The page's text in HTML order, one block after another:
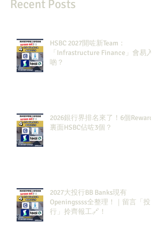
Recent Posts
HSBC 2027開咗新Team：
「Infrastructure Finance」會易入
啲？
2026銀行界排名來了！6個Rewards
裏面HSBC佔咗3個？
2027大投行BB Banks現有
Openingssss全整理！｜留言「投
行」拎齊報工🔗！